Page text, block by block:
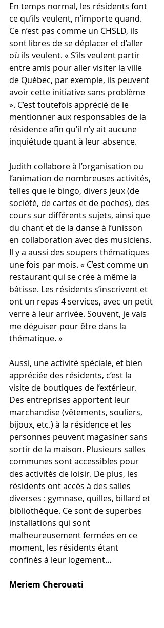
En temps normal, les résidents font
ce qu’ils veulent, n’importe quand.
Ce n’est pas comme un CHSLD, ils
sont libres de se déplacer et d’aller
où ils veulent. « S’ils veulent partir
entre amis pour aller visiter la ville
de Québec, par exemple, ils peuvent
avoir cette initiative sans problème
». C’est toutefois apprécié de le
mentionner aux responsables de la
résidence afin qu’il n’y ait aucune
inquiétude quant à leur absence.
Judith collabore à l’organisation ou
l’animation de nombreuses activités,
telles que le bingo, divers jeux (de
société, de cartes et de poches), des
cours sur différents sujets, ainsi que
du chant et de la danse à l’unisson
en collaboration avec des musiciens.
Il y a aussi des soupers thématiques
une fois par mois. « C’est comme un
restaurant qui se crée à même la
bâtisse. Les résidents s’inscrivent et
ont un repas 4 services, avec un petit
verre à leur arrivée. Souvent, je vais
me déguiser pour être dans la
thématique. »
Aussi, une activité spéciale, et bien
appréciée des résidents, c’est la
visite de boutiques de l’extérieur.
Des entreprises apportent leur
marchandise (vêtements, souliers,
bijoux, etc.) à la résidence et les
personnes peuvent magasiner sans
sortir de la maison. Plusieurs salles
communes sont accessibles pour
des activités de loisir. De plus, les
résidents ont accès à des salles
diverses : gymnase, quilles, billard et
bibliothèque. Ce sont de superbes
installations qui sont
malheureusement fermées en ce
moment, les résidents étant
confinés à leur logement…
Meriem Cherouati